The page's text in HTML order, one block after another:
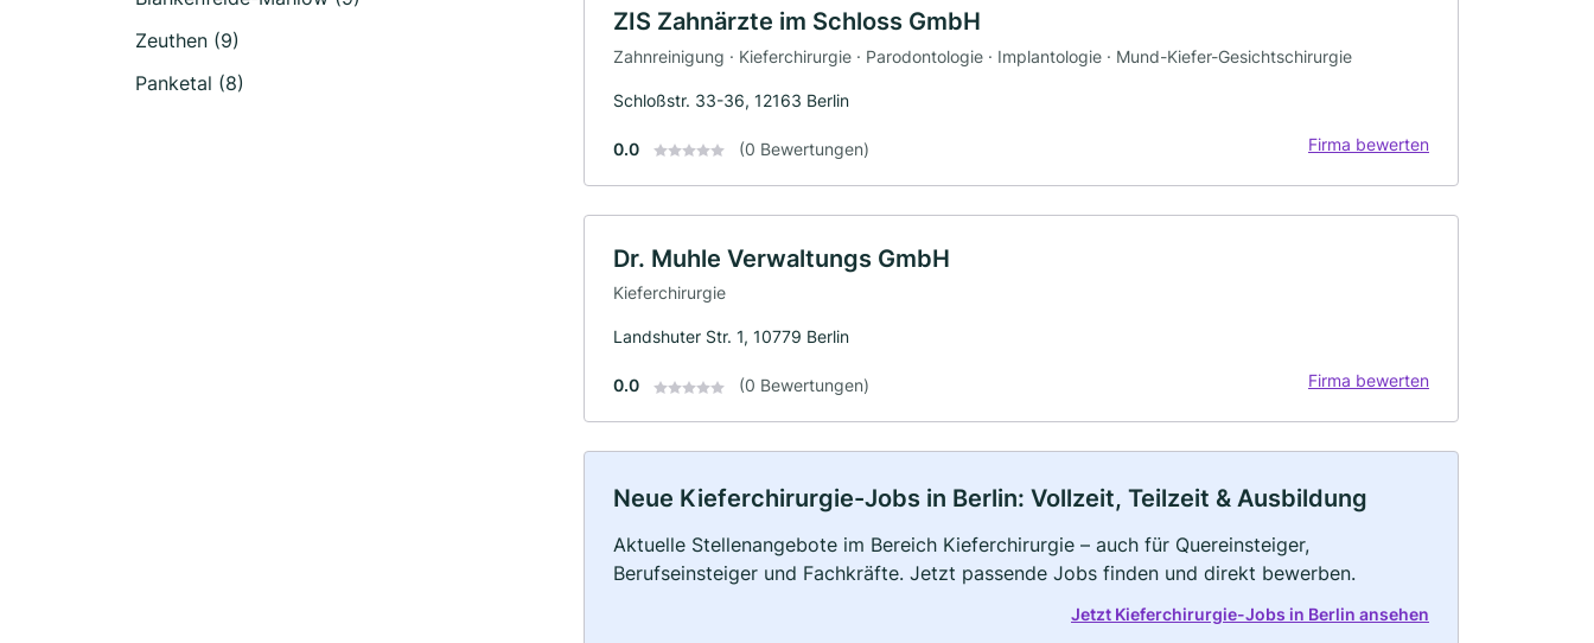
Zeuthen (9)
Panketal (8)
ZIS Zahnärzte im Schloss GmbH
Zahnreinigung · Kieferchirurgie · Parodontologie · Implantologie · Mund-Kiefer-Gesichtschirurgie
Schloßstr. 33-36, 12163 Berlin
0.0 (0 Bewertungen) Firma bewerten
Dr. Muhle Verwaltungs GmbH
Kieferchirurgie
Landshuter Str. 1, 10779 Berlin
0.0 (0 Bewertungen) Firma bewerten
Neue Kieferchirurgie-Jobs in Berlin: Vollzeit, Teilzeit & Ausbildung
Aktuelle Stellenangebote im Bereich Kieferchirurgie – auch für Quereinsteiger,
Berufseinsteiger und Fachkräfte. Jetzt passende Jobs finden und direkt bewerben.
Jetzt Kieferchirurgie-Jobs in Berlin ansehen